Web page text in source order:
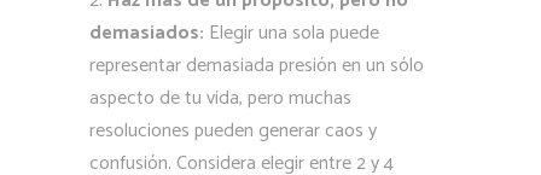
demasiados: Elegir una sola puede
representar demasiada presión en un sólo
aspecto de tu vida, pero muchas
resoluciones pueden generar caos y
confusión. Considera elegir entre 2 y 4